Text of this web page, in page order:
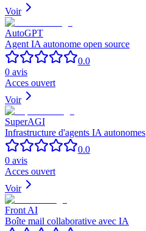
Voir
AutoGPT
Agent IA autonome open source
0.0
0 avis
Acces ouvert
Voir
SuperAGI
Infrastructure d'agents IA autonomes
0.0
0 avis
Acces ouvert
Voir
Front AI
Boîte mail collaborative avec IA